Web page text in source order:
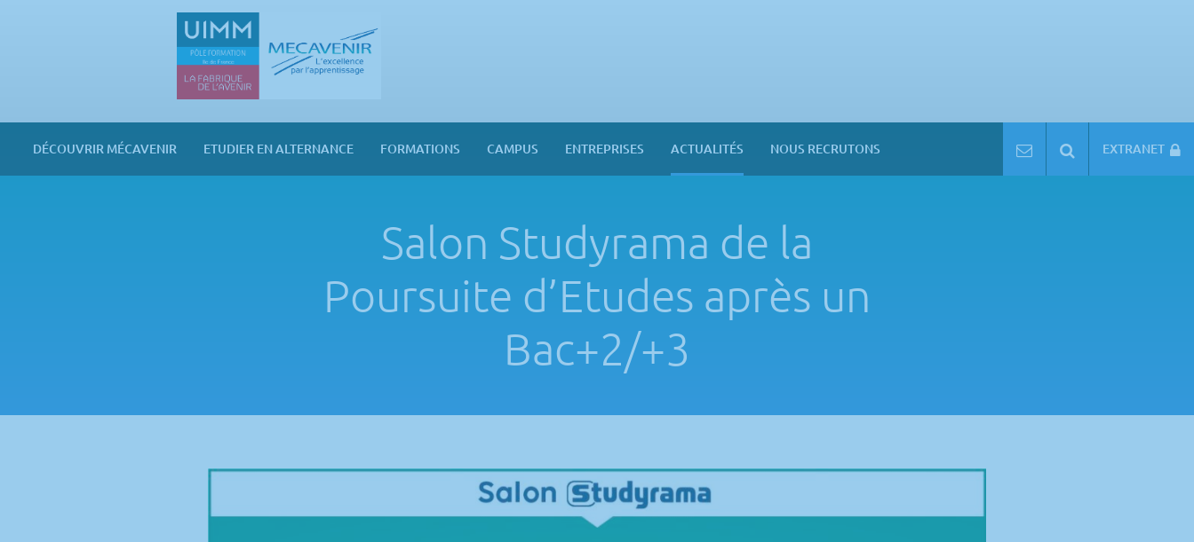
Panneau de gestion des cookies
Mecavenir
DÉCOUVRIR MÉCAVENIR ETUDIER EN ALTERNANCE FORMATIONS CAMPUS ENTREPRISES ACTUALITÉS NOUS RECRUTONS CONTACT RECHERCHER
EXTRANET
Salon Studyrama de la
Poursuite d’Etudes après un
Bac+2/+3